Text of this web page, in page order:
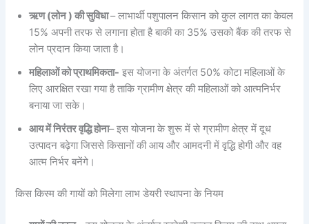
ऋण (लोन ) की सुविधा– लाभार्थी पशुपालन किसान को कुल लागत का केवल
15% अपनी तरफ से लगाना होता है बाकी का 35% उसको बैंक की तरफ से
लोन प्रदान किया जाता है।
महिलाओं को प्राथमिकता- इस योजना के अंतर्गत 50% कोटा महिलाओं के
लिए आरक्षित रखा गया है ताकि ग्रामीण क्षेत्र की महिलाओं को आत्मनिर्भर
बनाया जा सके।
आय में निरंतर वृद्धि होना– इस योजना के शुरू में से ग्रामीण क्षेत्र में दूध
उत्पादन बढ़ेगा जिससे किसानों की आय और आमदनी में वृद्धि होगी और वह
आत्म निर्भर बनेंगे।
किस किस्म की गायों को मिलेगा लाभ डेयरी स्थापना के नियम